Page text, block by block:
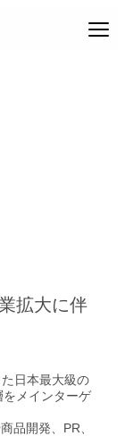
ィング
拡大に伴
日本最大級の
メインターゲ
品開発、PR、